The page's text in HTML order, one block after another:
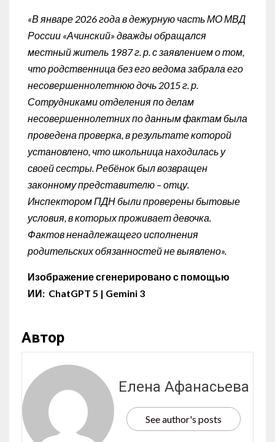
«В январе 2026 года в дежурную часть МО МВД
России «Ачинский» дважды обращался
местный житель 1987 г. р. с заявлением о том,
что родственница без его ведома забрала его
несовершеннолетнюю дочь 2015 г. р.
Сотрудниками отделения по делам
несовершеннолетних по данным фактам была
проведена проверка, в результате которой
установлено, что школьница находилась у
своей сестры. Ребёнок был возвращен
законному представителю – отцу.
Инспектором ПДН были проверены бытовые
условия, в которых проживает девочка.
Фактов ненадлежащего исполнения
родительских обязанностей не выявлено».
Изображение сгенерировано с помощью
ИИ: ChatGPT 5 | Gemini 3
Автор
Елена Афанасьева
See author's posts